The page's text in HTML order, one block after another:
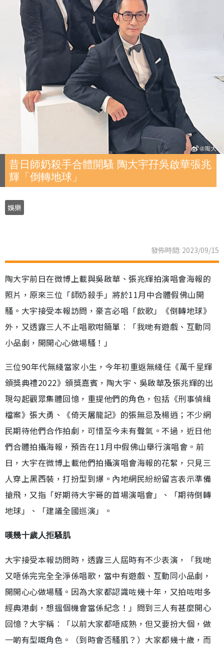
昔日師奶殺手合體開騷 陶大宇孖吳啟華張兆
輝「倒轉地球」
娛樂
發佈時間: 2023/09/15
陶大宇前日在微博上載與吳啟華、張兆輝拍演唱會海報的
照片，原來三位「師奶殺手」將於11月中合體假佛山開
騷。大宇接受本報訪問，豪言必唱「飲歌」《倒轉地球》
外，又透露三人不止唱歌咁簡單︰「我哋有遊戲、互動同
小品劇，開開心心做場騷！」
三位90年代無綫當家小生，今年初重返無綫任《萬千星輝
頒獎典禮2022》頒獎嘉賓，陶大宇、吳啟華及張兆輝的出
現勾起觀眾集體回憶，重提他們的角色，包括《刑事偵緝
檔案》張大勇、《倚天屠龍記》的張無忌及楊逍；不少網
民期待他們合作拍劇，可惜至今未有聲氣。不過，近日他
們合體拍攝海報，預告在11月中假佛山舉行演唱會。前
日，大宇在微博上載他們拍攝演唱會海報的花絮，只見三
人穿上黑西裝，打扮型到爆。內地網民紛紛留言表示準備
搶飛，又指「好期待大宇哥的首場演唱會」、「期待倒轉
地球」、「建議全國巡演」。
嘆幾十歲人拒騷肌
大宇接受本報訪問時，透露三人屆時有不少表演，「我哋
又唔係完完全全淨係唱歌，當中有遊戲、互動同小品劇，
開開心心做場騷。因為大家都認識咗幾十年，又拍咗咁多
經典港劇，想搵個機會當係紀念！」問到三人有甚麼開心
回憶？大宇稱︰「以前大家都唔成熟，但又要扮大個，做
一啲有型嘅角色。（到時會否騷肌？）大家都幾十歲，而